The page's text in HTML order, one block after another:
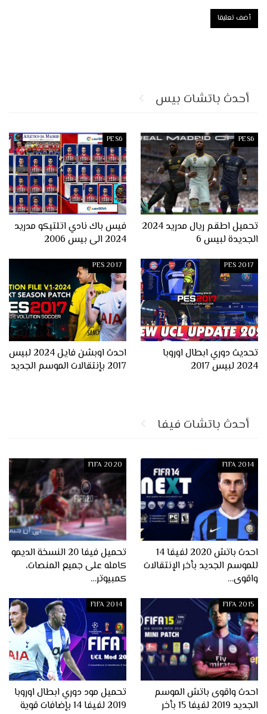
أحدث باتشات بيس
PES6
تحميل اطقم ريال مدريد 2024
الجديدة لبيس 6
PES6
فيس باك نادي اتلتيكو مدريد
2024 الى بيس 2006
PES 2017
تحديث دوري ابطال اوروبا
2024 لبيس 2017
PES 2017
احدث اوبشن فايل 2024 لبيس
2017 بإنتقالات الموسم الجديد
أحدث باتشات فيفا
FIFA 2014
احدث باتش 2020 لفيفا 14
للموسم الجديد بأخر الإنتقالات
واقوى…
FIFA 2020
تحميل فيفا 20 النسخة الديمو
كامله على جميع المنصات،
كمبيوتر…
FIFA 2015
احدث واقوى باتش الموسم
الجديد 2019 لفيفا 15 بأخر
FIFA 2014
تحميل مود دوري ابطال اوروبا
2019 لفيفا 14 بإضافات قوية